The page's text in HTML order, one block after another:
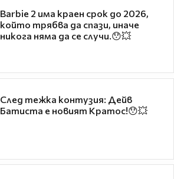
Barbie 2 има краен срок до 2026,
който трябва да спази, иначе
никога няма да се случи.😯💥
След тежка контузия: Дейв
Батиста е новият Кратос!😯💥